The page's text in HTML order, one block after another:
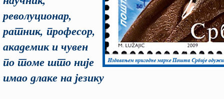
револуционар,
ратник, професор,
академик и чувен
по томе што није
имао длаке на језику